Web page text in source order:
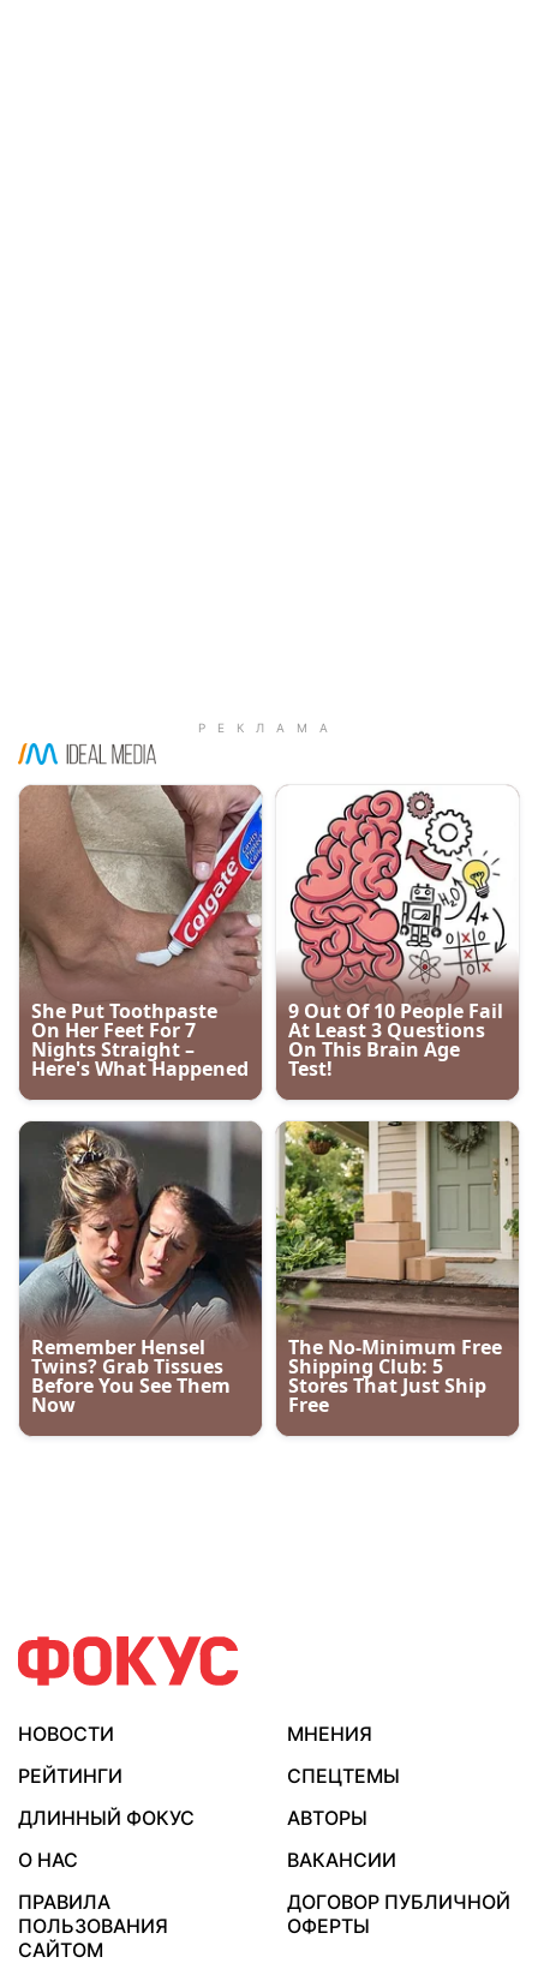
НОВОСТИ
МНЕНИЯ
РЕЙТИНГИ
СПЕЦТЕМЫ
ДЛИННЫЙ ФОКУС
АВТОРЫ
О НАС
ВАКАНСИИ
ПРАВИЛА
ПОЛЬЗОВАНИЯ
САЙТОМ
ДОГОВОР ПУБЛИЧНОЙ
ОФЕРТЫ